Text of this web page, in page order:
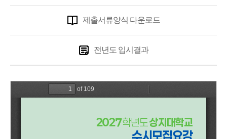
제출서류양식 다운로드
전년도 입시결과